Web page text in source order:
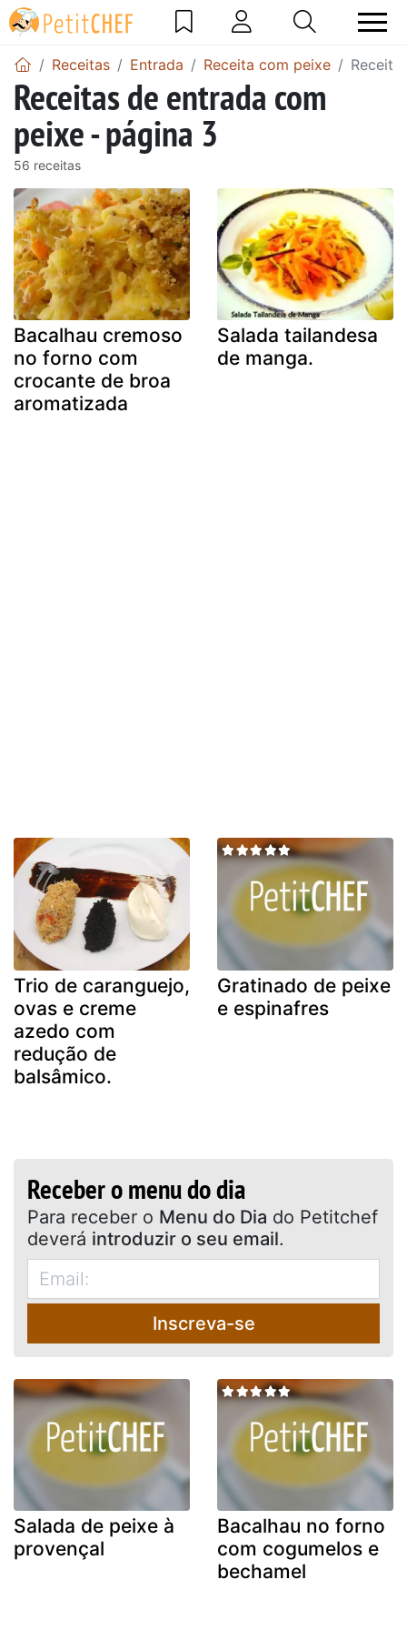
Receitas Entrada Receita com peixe
Receitas de entrada com
peixe - página 3
56 receitas
Bacalhau cremoso
no forno com
crocante de broa
aromatizada
Salada tailandesa
de manga.
Trio de caranguejo,
ovas e creme
azedo com
redução de
balsâmico.
Gratinado de peixe
e espinafres
Receber o menu do dia
Para receber o Menu do Dia do Petitchef
deverá introduzir o seu email.
Inscreva-se
Salada de peixe à
provençal
Bacalhau no forno
com cogumelos e
bechamel